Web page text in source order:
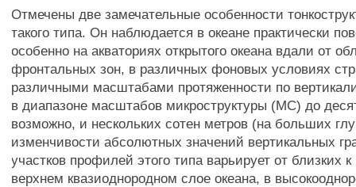
Отмечены две замечательные особенности
такого типа. Он наблюдается в океане практически
особенно на акваториях открытого океана вдали от
фронтальных зон, в различных фоновых условиях
различными масштабами протяженности по
в диапазоне масштабов микроструктуры (МС) до
возможно, и нескольких сотен метров (на больших
изменчивости абсолютных значений вертикальных
участков профилей этого типа варьирует от близких
верхнем квазиоднородном слое океана, в